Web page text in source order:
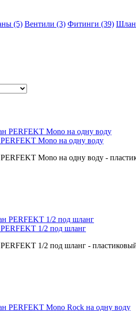
(5) Вентили (3) Фитинги (39)
Mono на одну воду
Mono на одну воду -
1/2 под шланг
1/2 под шланг -